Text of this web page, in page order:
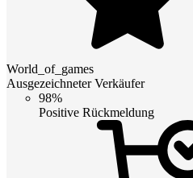
World_of_games
Ausgezeichneter Verkäufer
98%
Positive Rückmeldung